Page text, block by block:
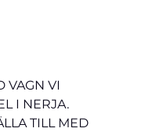
VAGN VI
I NERJA.
TILL MED